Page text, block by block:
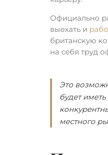
Официально
выехать и
британскую
на себя труд
Это
будет
местного